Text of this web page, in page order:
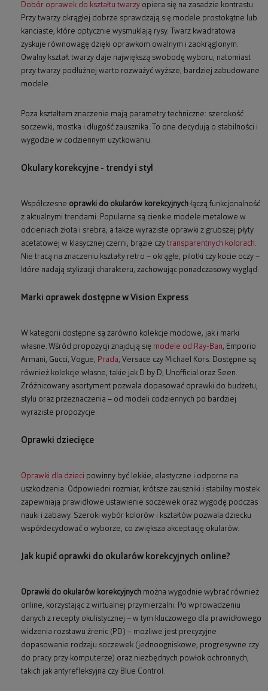
Dobór oprawek do kształtu twarzy opiera się na zasadzie kontrastu.
Przy twarzy okrągłej dobrze sprawdzają się modele prostokątne lub
kanciaste, które optycznie wysmuklają rysy. Twarz kwadratowa
zyskuje równowagę dzięki oprawkom owalnym i zaokrąglonym.
Owalny kształt twarzy daje największą swobodę wyboru, natomiast
przy twarzy podłużnej warto rozważyć wyższe, bardziej zabudowane
modele.
Poza kształtem znaczenie mają parametry techniczne: szerokość
soczewki, mostka i długość zausznika. To one decydują o stabilności i
wygodzie w codziennym użytkowaniu.
Okulary korekcyjne - trendy i styl
Współczesne oprawki do okularów korekcyjnych łączą funkcjonalność
z aktualnymi trendami. Popularne są cienkie modele metalowe w
odcieniach złota i srebra, a także wyraziste oprawki z grubszej płyty
acetatowej w klasycznej czerni, brązie czy transparentnych kolorach.
Nie tracą na znaczeniu kształty retro – okrągłe, pilotki czy kocie oczy –
które nadają stylizacji charakteru, zachowując ponadczasowy wygląd.
Marki oprawek dostępne w Vision Express
W kategorii dostępne są zarówno kolekcje modowe, jak i marki
własne. Wśród propozycji znajdują się modele od Ray-Ban, Emporio
Armani, Gucci, Vogue, Prada, Versace czy Michael Kors. Dostępne są
również kolekcje własne, takie jak D by D, Unofficial oraz Seen.
Zróżnicowany asortyment pozwala dopasować oprawki do budżetu,
stylu oraz przeznaczenia – od modeli codziennych po bardziej
wyraziste propozycje.
Oprawki dziecięce
Oprawki dla dzieci powinny być lekkie, elastyczne i odporne na
uszkodzenia. Odpowiedni rozmiar, krótsze zauszniki i stabilny mostek
zapewniają prawidłowe ustawienie soczewek oraz wygodę podczas
nauki i zabawy. Szeroki wybór kolorów i kształtów pozwala dziecku
współdecydować o wyborze, co zwiększa akceptację okularów.
Jak kupić oprawki do okularów korekcyjnych online?
Oprawki do okularów korekcyjnych można wygodnie wybrać również
online, korzystając z wirtualnej przymierzalni. Po wprowadzeniu
danych z recepty okulistycznej – w tym kluczowego dla prawidłowego
widzenia rozstawu źrenic (PD) – możliwe jest precyzyjne
dopasowanie rodzaju soczewek (jednoogniskowe, progresywne czy
do pracy przy komputerze) oraz niezbędnych powłok ochronnych,
takich jak antyrefleksyjna czy Blue Control.